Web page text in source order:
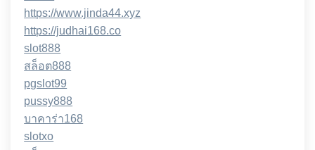
https://www.jinda44.xyz
https://judhai168.co
slot888
สล็อต888
pgslot99
pussy888
บาคาร่า168
slotxo